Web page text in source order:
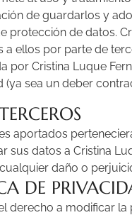
de guardarlos y
protección de datos.
ellos por parte de
por Cristina Luque
sea un deber
aportados
sus datos a Cristina
daño o
DE
derecho a modificar